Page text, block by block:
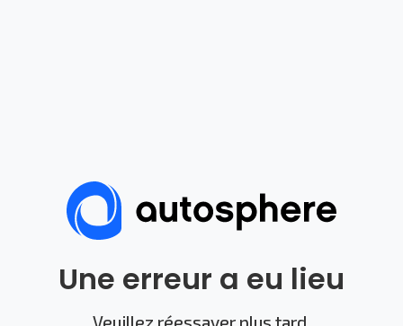
Une erreur a eu lieu
Veuillez réessayer plus tard.